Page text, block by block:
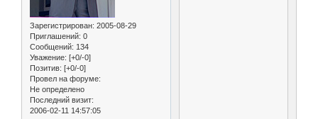
Зарегистрирован: 2005-08-29
Приглашений: 0
Сообщений: 134
Уважение: [+0/-0]
Позитив: [+0/-0]
Провел на форуме:
Не определено
Последний визит:
2006-02-11 14:57:05